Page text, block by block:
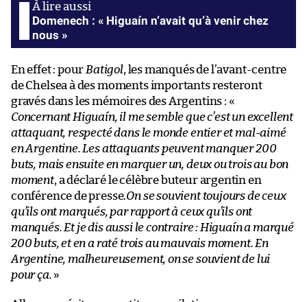
Domenech : « Higuaín n’avait qu’à venir chez
nous »
En effet : pour Batigol, les manqués de l’avant-centre
de Chelsea à des moments importants resteront
gravés dans les mémoires des Argentins : «
Concernant Higuaín, il me semble que c’est un excellent
attaquant, respecté dans le monde entier et mal-aimé
en Argentine. Les attaquants peuvent manquer 200
buts, mais ensuite en marquer un, deux ou trois au bon
moment, a déclaré le célèbre buteur argentin en
conférence de presse.On se souvient toujours de ceux
qu’ils ont marqués, par rapport à ceux qu’ils ont
manqués. Et je dis aussi le contraire : Higuaín a marqué
200 buts, et en a raté trois au mauvais moment. En
Argentine, malheureusement, on se souvient de lui
pour ça. »